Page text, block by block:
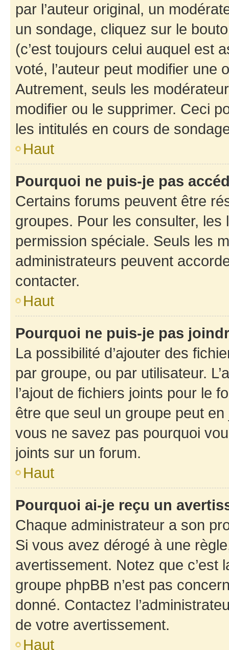
par l’auteur original, un
un sondage, cliquez sur le
(c’est toujours celui auquel est
voté, l’auteur peut modifier une
Autrement, seuls les
modifier ou le supprimer. Ceci
les intitulés en cours de
Haut
Pourquoi ne puis-je pas
Certains forums peuvent être
groupes. Pour les consulter,
permission spéciale. Seuls les
administrateurs peuvent
contacter.
Haut
Pourquoi ne puis-je pas
La possibilité d’ajouter des
par groupe, ou par utilisateur.
l’ajout de fichiers joints pour le
être que seul un groupe peut
vous ne savez pas pourquoi
joints sur un forum.
Haut
Pourquoi ai-je reçu un
Chaque administrateur a son
Si vous avez dérogé à une
avertissement. Notez que c’est
groupe phpBB n’est pas
donné. Contactez
de votre avertissement.
Haut